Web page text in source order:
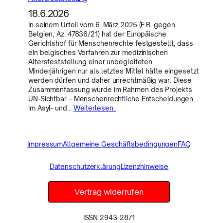
18.6.2026
In seinem Urteil vom 6. März 2025 (F.B. gegen
Belgien, Az. 47836/21) hat der Europäische
Gerichtshof für Menschenrechte festgestellt, dass
ein belgisches Verfahren zur medizinischen
Altersfeststellung einer unbegleiteten
Minderjährigen nur als letztes Mittel hätte eingesetzt
werden dürfen und daher unrechtmäßig war. Diese
Zusammenfassung wurde im Rahmen des Projekts
UN-Sichtbar – Menschenrechtliche Entscheidungen
im Asyl- und… Weiterlesen..
ImpressumAllgemeine GeschäftsbedingungenFAQ
DatenschutzerklärungLizenzhinweise
Vertrag widerrufen
ISSN 2943-2871